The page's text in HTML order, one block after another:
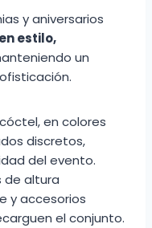
y aniversarios
estilo,
un
en colores
discretos,
del evento.
de altura
y accesorios
el conjunto.